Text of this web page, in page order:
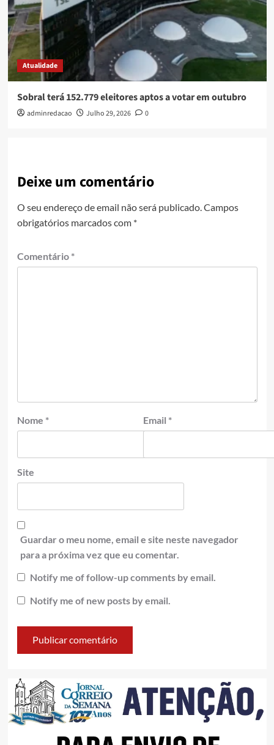
Atualidade
Sobral terá 152.779 eleitores aptos a votar em outubro
adminredacao Julho 29, 2026 0
Deixe um comentário
O seu endereço de email não será publicado.Campos
obrigatórios marcados com *
Comentário *
Nome * Email *
Site
Guardar o meu nome, email e site neste navegador
para a próxima vez que eu comentar.
Notify me of follow-up comments by email.
Notify me of new posts by email.